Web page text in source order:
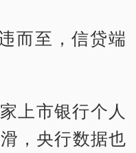
而至，信贷端
上市银行个人
，央行数据也